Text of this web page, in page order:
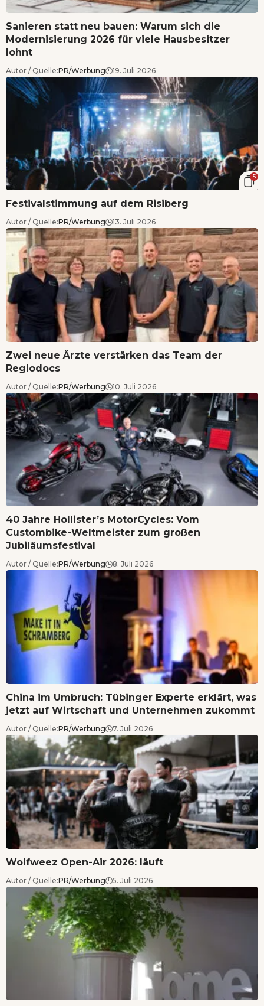
Sanieren statt neu bauen: Warum sich die
Modernisierung 2026 für viele Hausbesitzer
lohnt
Autor / Quelle:PR/Werbung 19. Juli 2026
5
Festivalstimmung auf dem Risiberg
Autor / Quelle:PR/Werbung 13. Juli 2026
Zwei neue Ärzte verstärken das Team der
Regiodocs
Autor / Quelle:PR/Werbung 10. Juli 2026
40 Jahre Hollister’s MotorCycles: Vom
Custombike-Weltmeister zum großen
Jubiläumsfestival
Autor / Quelle:PR/Werbung 8. Juli 2026
China im Umbruch: Tübinger Experte erklärt, was
jetzt auf Wirtschaft und Unternehmen zukommt
Autor / Quelle:PR/Werbung 7. Juli 2026
Wolfweez Open-Air 2026: läuft
Autor / Quelle:PR/Werbung 5. Juli 2026